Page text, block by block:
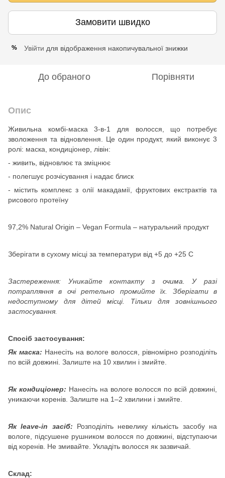
Замовити швидко
% Увійти для відображення накопичувальної знижки
До обраного Порівняти
Опис
Живильна комбі-маска 3-в-1 для волосся, що потребує
зволоження та відновлення. Це один продукт, який виконує 3
ролі: маска, кондиціонер, лівін:
- живить, відновлює та зміцнює
- полегшує розчісування і надає блиск
- містить комплекс з олії макадамії, фруктових екстрактів та
рисового протеїну
97,2% Natural Origin – Vegan Formula – натуральний продукт
Зберігати в сухому місці за температури від +5 до +25 С
Застереження: Уникайте контакту з очима. У разі
потрапляння в очі ретельно промийте їх. Зберігати в
недоступному для дітей місці. Тільки для зовнішнього
застосування.
Спосіб застосування:
Як маска: Нанесіть на вологе волосся, рівномірно розподіліть
по всій довжині. Залиште на 10 хвилин і змийте.
Як кондиціонер: Нанесіть на вологе волосся по всій довжині,
уникаючи коренів. Залиште на 1–2 хвилини і змийте.
Як leave-in засіб: Розподіліть невелику кількість засобу на
вологе, підсушене рушником волосся по довжині, відступаючи
від коренів. Не змивайте. Укладіть волосся як зазвичай.
Склад: